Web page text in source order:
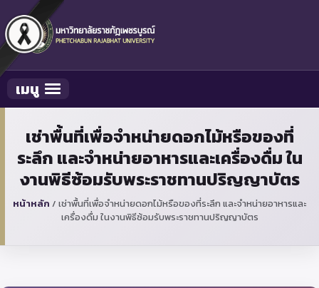
Toggle navigation
เมนู
เช่าพื้นที่เพื่อจำหน่ายดอกไม้หรือของที่
ระลึก และจำหน่ายอาหารและเครื่องดื่ม ใน
งานพิธีซ้อมรับพระราชทานปริญญาบัตร
หน้าหลัก / เช่าพื้นที่เพื่อจำหน่ายดอกไม้หรือของที่ระลึก และจำหน่ายอาหารและ
เครื่องดื่ม ในงานพิธีซ้อมรับพระราชทานปริญญาบัตร